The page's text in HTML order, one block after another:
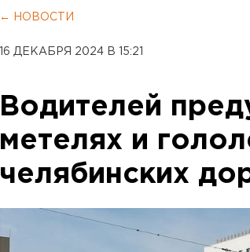
← НОВОСТИ
16 ДЕКАБРЯ 2024 В 15:21
Водителей
метелях и
челябинских